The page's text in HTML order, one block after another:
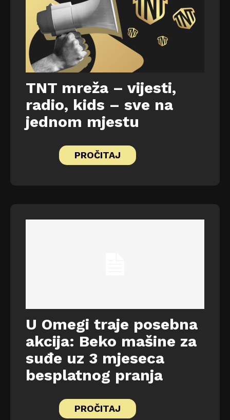
TNT mreža – vijesti,
radio, kids – sve na
jednom mjestu
PROČITAJ
U Omegi traje posebna
akcija: Beko mašine za
suđe uz 3 mjeseca
besplatnog pranja
PROČITAJ